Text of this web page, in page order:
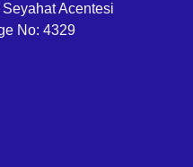
Acentesi
No: 4329